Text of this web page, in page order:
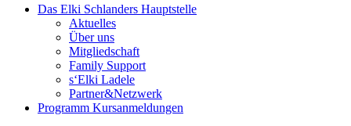
Das Elki Schlanders Hauptstelle
Aktuelles
Über uns
Mitgliedschaft
Family Support
s‘Elki Ladele
Partner&Netzwerk
Programm Kursanmeldungen